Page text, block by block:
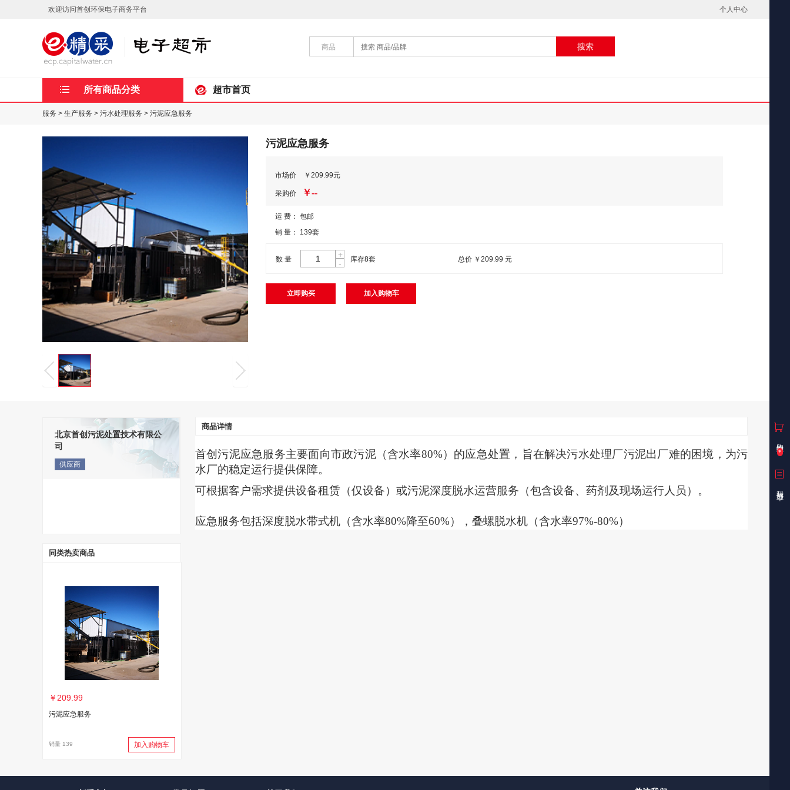
欢迎访问首创环保电子商务平台 个人中心
商品 搜索
所有商品分类 超市首页
服务 > 生产服务 > 污水处理服务 > 污泥应急服务
污泥应急服务
市场价 ￥ 209.99元
采购价 ￥--
运 费： 包邮
销 量： 139套
数 量
+
-
库存8套 总价 ￥209.99 元
立即购买 加入购物车
北京首创污泥处置技术有限公
司
供应商
同类热卖商品
￥209.99
污泥应急服务
销量 139 加入购物车
商品详情
首创污泥应急服务主要面向市政污泥（含水率80%）的应急处置，旨在解决污水处理厂污泥出厂难的困境，为污
水厂的稳定运行提供保障。
可根据客户需求提供设备租赁（仅设备） 或污泥深度脱水运营服务（包含设备、药剂及现场运行人员） 。
应急服务包括深度脱水带式机（含水率80%降至60%），叠螺脱水机（含水率97%-80%）
*